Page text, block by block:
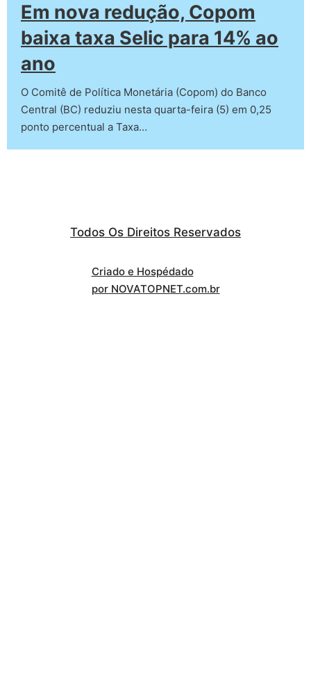
Em nova redução, Copom
baixa taxa Selic para 14% ao
ano
O Comitê de Política Monetária (Copom) do Banco
Central (BC) reduziu nesta quarta-feira (5) em 0,25
ponto percentual a Taxa…
Todos Os Direitos Reservados
Criado e Hospédado
por NOVATOPNET.com.br